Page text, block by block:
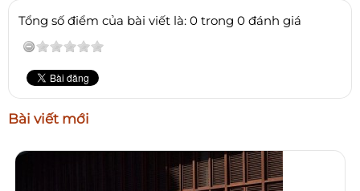
Tổng số điểm của bài viết là: 0 trong 0 đánh giá
Bài viết mới